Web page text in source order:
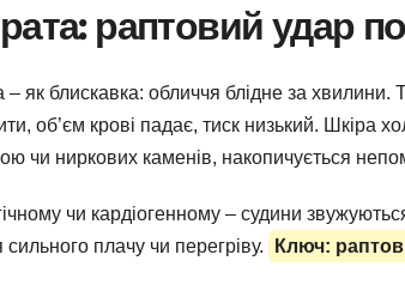
раптовий удар
– як блискавка: обличчя блідне за
об’єм крові падає, тиск низький. Шкіра
чи ниркових каменів, накопичується
чи кардіогенному – судини
плачу чи перегріву.
Ключ: